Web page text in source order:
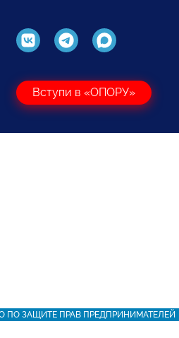
Вступи в «ОПОРУ»
ПО ЗАЩИТЕ ПРАВ ПРЕДПРИНИМАТЕЛЕЙ